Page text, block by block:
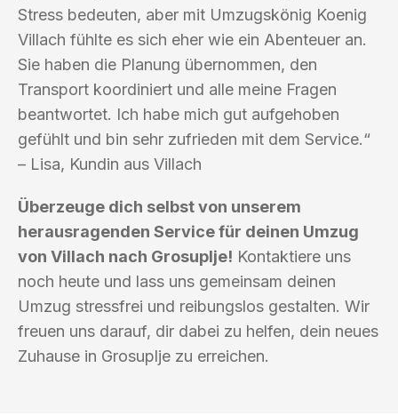
Stress bedeuten, aber mit Umzugskönig Koenig
Villach fühlte es sich eher wie ein Abenteuer an.
Sie haben die Planung übernommen, den
Transport koordiniert und alle meine Fragen
beantwortet. Ich habe mich gut aufgehoben
gefühlt und bin sehr zufrieden mit dem Service.“
– Lisa, Kundin aus Villach
Überzeuge dich selbst von unserem
herausragenden Service für deinen Umzug
von Villach nach Grosuplje! Kontaktiere uns
noch heute und lass uns gemeinsam deinen
Umzug stressfrei und reibungslos gestalten. Wir
freuen uns darauf, dir dabei zu helfen, dein neues
Zuhause in Grosuplje zu erreichen.